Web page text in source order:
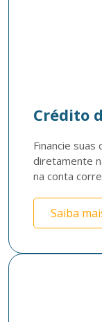
Crédito
Financie
diretamente
na conta
Saiba